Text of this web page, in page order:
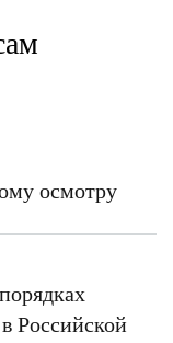
осмотру
Российской